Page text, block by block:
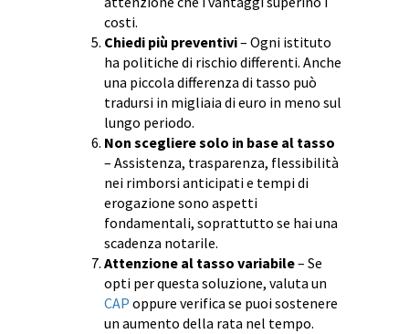
costi.
Chiedi più preventivi– Ogni istituto
ha politiche di rischio differenti. Anche
una piccola differenza di tasso può
tradursi in migliaia di euro in meno sul
lungo periodo.
Non scegliere solo in base al tasso
– Assistenza, trasparenza, flessibilità
nei rimborsi anticipati e tempi di
erogazione sono aspetti
fondamentali, soprattutto se hai una
scadenza notarile.
Attenzione al tasso variabile– Se
opti per questa soluzione, valuta un
CAP oppure verifica se puoi sostenere
un aumento della rata nel tempo.